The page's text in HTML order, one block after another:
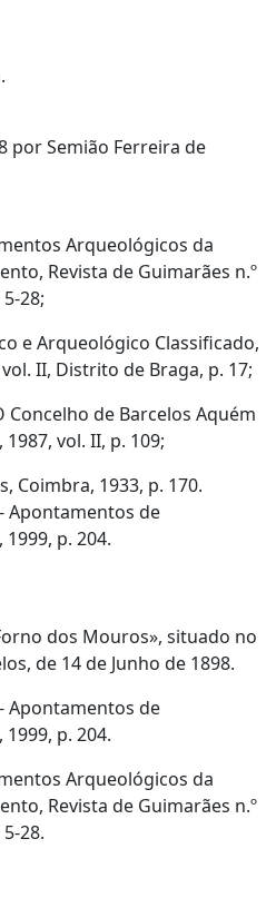
por Semião Ferreira de
Arqueológicos da
Revista de Guimarães n.º
28;
e Arqueológico Classificado,
II, Distrito de Braga, p. 17;
Concelho de Barcelos Aquém
vol. II, p. 109;
Coimbra, 1933, p. 170.
Apontamentos de
p. 204.
dos Mouros», situado no
de 14 de Junho de 1898.
Apontamentos de
p. 204.
Arqueológicos da
Revista de Guimarães n.º
28.